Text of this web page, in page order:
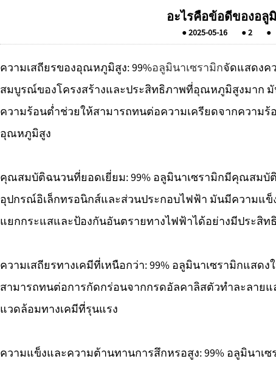
อะไรคือข้อดีของอลู
●2025-05-16 ●2 ●
ความเสถียรของอุณหภูมิสูง: 99%อลูมินาเซรามิกจัดแสดงค
สมบูรณ์ของโครงสร้างและประสิทธิภาพที่อุณหภูมิสูงมาก
ความร้อนต่ำช่วยให้สามารถทนต่อความเครียดจากความ
อุณหภูมิสูง
คุณสมบัติฉนวนที่ยอดเยี่ยม: 99% อลูมินาเซรามิกมีคุณสมบั
อุปกรณ์อิเล็กทรอนิกส์และส่วนประกอบไฟฟ้า มันมีความแ
แยกกระแสและป้องกันอันตรายทางไฟฟ้าได้อย่างมีประสิท
ความเสถียรทางเคมีที่เหนือกว่า: 99% อลูมินาเซรามิกแสด
สามารถทนต่อการกัดกร่อนจากกรดอัลคาลิสตัวทำละลาย
แวดล้อมทางเคมีที่รุนแรง
ความแข็งและความต้านทานการสึกหรอสูง: 99% อลูมินา